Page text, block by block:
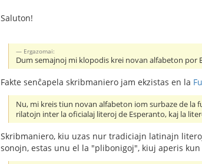
Saluton!
Ergazomai:
Dum semajnoj mi klopodis krei novan alfabeton por
Fakte senĉapela skribmaniero jam ekzistas en la
Nu, mi kreis tiun novan alfabeton iom surbaze de la
rilatojn inter la oficialaj literoj de Esperanto, kaj la
Skribmaniero, kiu uzas nur tradiciajn latinajn
sonojn, estas unu el la "plibonigoj", kiuj aperis kun